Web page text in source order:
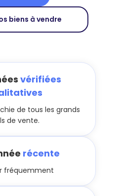
biens à vendre
vérifiées
de tous les grands
de vente.
récente
fréquemment